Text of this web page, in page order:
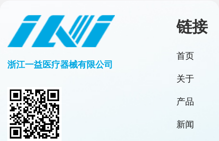
浙江一益医疗器械有限公司
链接
首页
关于
产品
新闻